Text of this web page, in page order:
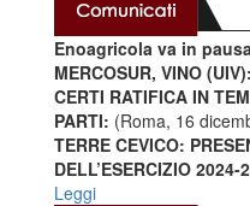
Enoagricola va in
MERCOSUR, VINO
CERTI RATIFICA IN
PARTI: (Roma, 16
TERRE CEVICO:
DELL’ESERCIZIO 2024-
Leggi